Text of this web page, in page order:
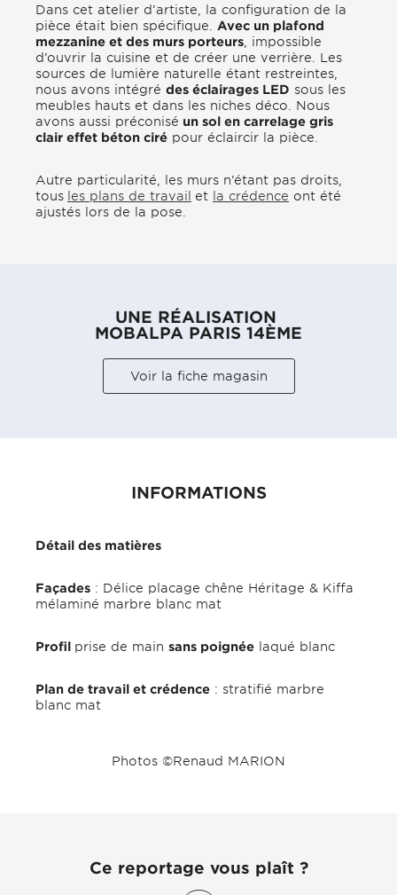
Dans cet atelier d’artiste, la configuration de la
pièce était bien spécifique. Avec un plafond
mezzanine et des murs porteurs , impossible
d’ouvrir la cuisine et de créer une verrière. Les
sources de lumière naturelle étant restreintes,
nous avons intégré des éclairages LED sous les
meubles hauts et dans les niches déco. Nous
avons aussi préconisé un sol en carrelage gris
clair effet béton ciré pour éclaircir la pièce.
Autre particularité, les murs n’étant pas droits,
tous les plans de travail et la crédence ont été
ajustés lors de la pose.
UNE RÉALISATION
MOBALPA PARIS 14ÈME
Voir la fiche magasin
INFORMATIONS
Détail des matières
Façades : Délice placage chêne Héritage & Kiffa
mélaminé marbre blanc mat
Profil prise de main sans poignée laqué blanc
Plan de travail et crédence : stratifié marbre
blanc mat
Photos ©Renaud MARION
Ce reportage vous plaît ?